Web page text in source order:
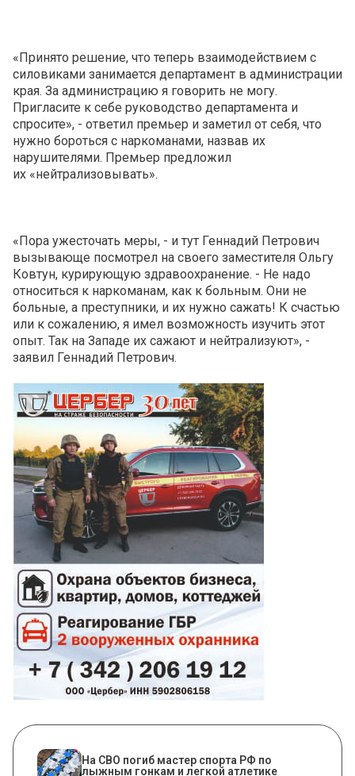
«Принято решение, что теперь взаимодействием с
силовиками занимается департамент в администрации
края. За администрацию я говорить не могу.
Пригласите к себе руководство департамента и
спросите», - ответил премьер и заметил от себя, что
нужно бороться с наркоманами, назвав их
нарушителями. Премьер предложил
их «нейтрализовывать».
«Пора ужесточать меры, - и тут Геннадий Петрович
вызывающе посмотрел на своего заместителя Ольгу
Ковтун, курирующую здравоохранение. - Не надо
относиться к наркоманам, как к больным. Они не
больные, а преступники, и их нужно сажать! К счастью
или к сожалению, я имел возможность изучить этот
опыт. Так на Западе их сажают и нейтрализуют», -
заявил Геннадий Петрович.
На СВО погиб мастер спорта РФ по
лыжным гонкам и легкой атлетике